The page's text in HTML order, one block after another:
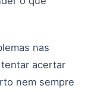
nas
acertar
nem sempre